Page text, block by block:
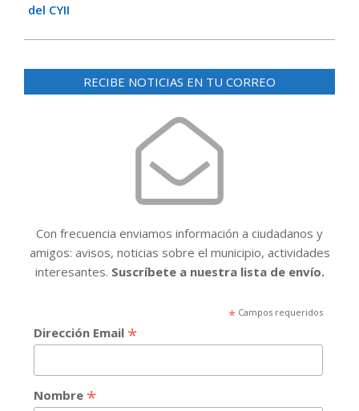
del CYII
RECIBE NOTICIAS EN TU CORREO
Con frecuencia enviamos información a ciudadanos y
amigos: avisos, noticias sobre el municipio, actividades
interesantes. Suscríbete a nuestra lista de envío.
*Campos requeridos
Dirección Email *
Nombre *